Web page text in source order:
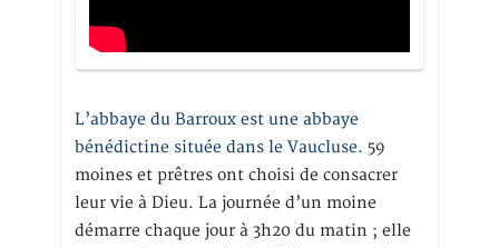
L’abbaye du Barroux est une abbaye
bénédictine située dans le Vaucluse. 59
moines et prêtres ont choisi de consacrer
leur vie à Dieu. La journée d’un moine
démarre chaque jour à 3h20 du matin ; elle